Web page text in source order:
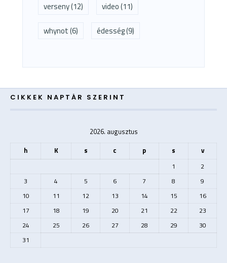
verseny(12) video(11)
whynot(6) édesség(9)
CIKKEK NAPTÁR SZERINT
2026. augusztus
h
K s c p s v
1
2
3
4 5 6 7 8
9
10
11 12 13 14 15
16
17
18 19 20 21 22
23
24
25 26 27 28 29
30
31